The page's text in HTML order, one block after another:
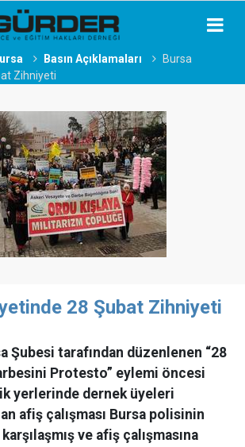
Basın Açıklamaları
Bursa
Zihniyeti
28 Şubat Zihniyeti
Şubesi tarafından düzenlenen “28
Protesto” eylemi öncesi
yerlerinde dernek üyeleri
afiş çalışması Bursa polisinin
ve afiş çalışmasına